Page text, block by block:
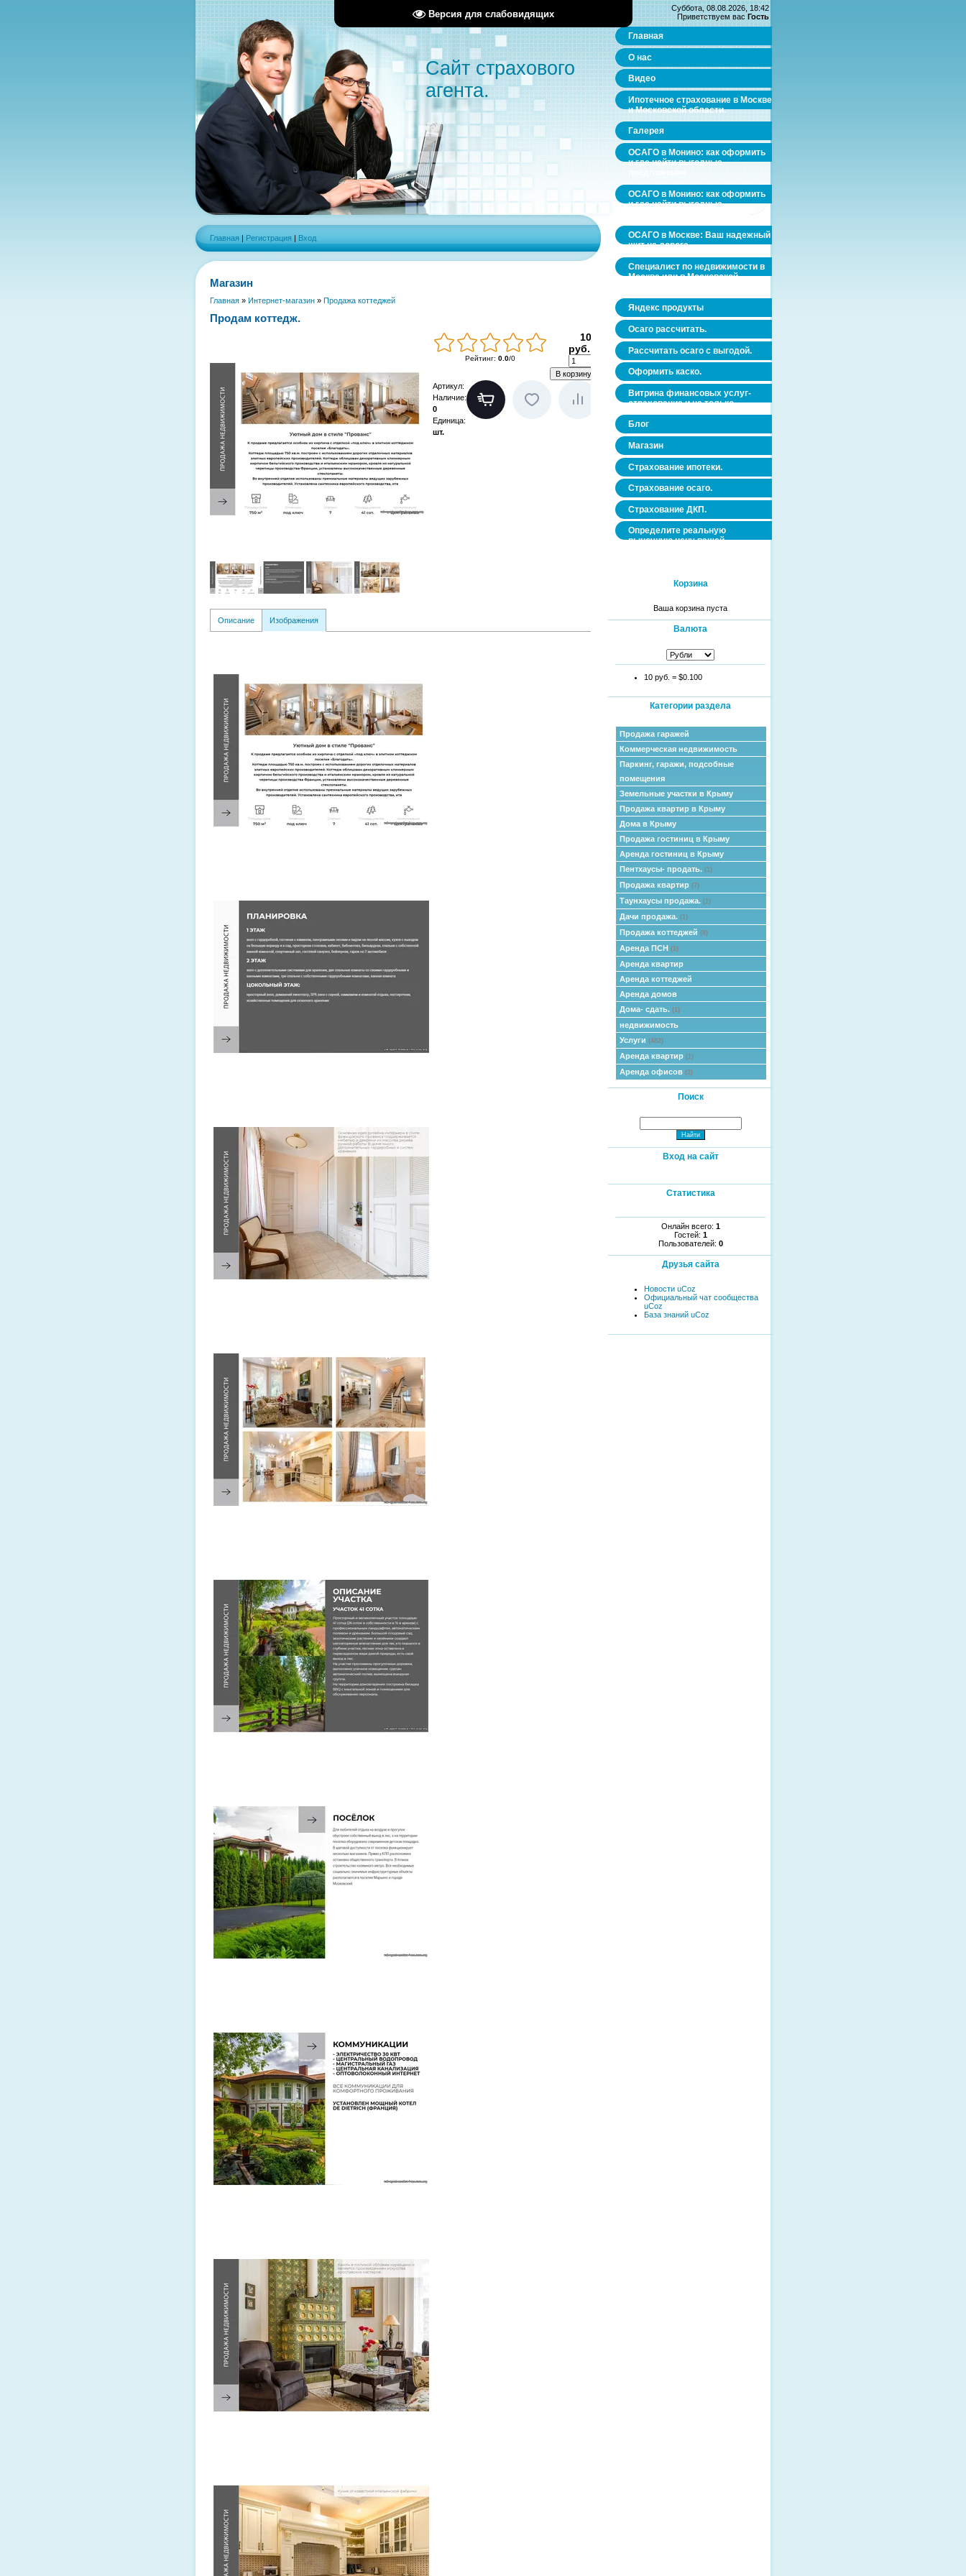
Версия для слабовидящих
Сайт страхового
агента.
Главная | Регистрация | Вход
Магазин
Главная » Интернет-магазин » Продажа коттеджей
Продам коттедж.
Рейтинг: 0.0/0
100
руб.
Артикул:
Наличие:
0
Единица:
шт.
Описание Изображения
Суббота, 08.08.2026, 18:42
Приветствуем вас Гость
Главная
О нас
Видео
Ипотечное страхование в Москве
и Московской области.
Галерея
ОСАГО в Монино: как оформить
и где найти выгодные
ОСАГО в Монино: как оформить
и где найти выгодные
ОСАГО в Москве: Ваш надежный
щит на дороге
Специалист по недвижимости в
Москве или в Московской
Яндекс продукты
Осаго рассчитать.
Рассчитать осаго с выгодой.
Оформить каско.
Витрина финансовых услуг-
страхование и не только.
Блог
Магазин
Страхование ипотеки.
Страхование осаго.
Страхование ДКП.
Определите реальную
рыночную цену вашей
Корзина
Ваша корзина пуста
Валюта
10 руб. = $0.100
Категории раздела
Продажа гаражей
Коммерческая недвижимость
Паркинг, гаражи, подсобные
помещения
Земельные участки в Крыму
Продажа квартир в Крыму
Дома в Крыму
Продажа гостиниц в Крыму
Аренда гостиниц в Крыму
Пентхаусы- продать. (1)
Продажа квартир (7)
Таунхаусы продажа. (1)
Дачи продажа. (1)
Продажа коттеджей (8)
Аренда ПСН (1)
Аренда квартир
Аренда коттеджей
Аренда домов
Дома- сдать. (1)
недвижимость
Услуги (482)
Аренда квартир (1)
Аренда офисов (2)
Поиск
Вход на сайт
Статистика
Онлайн всего: 1
Гостей: 1
Пользователей: 0
Друзья сайта
Новости uCoz
Официальный чат сообщества
uCoz
База знаний uCoz